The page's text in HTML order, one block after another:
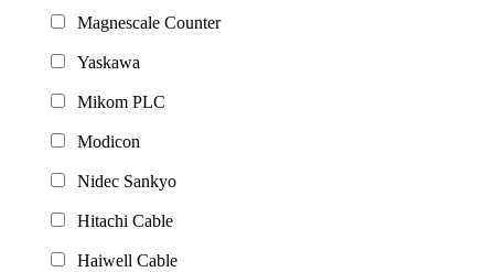
Magnescale Counter
Yaskawa
Mikom PLC
Modicon
Nidec Sankyo
Hitachi Cable
Haiwell Cable